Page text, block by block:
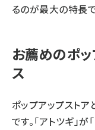
るのが最大の特長で
お薦めのポ
ス
ポップアップスト
です。「アトツギ」